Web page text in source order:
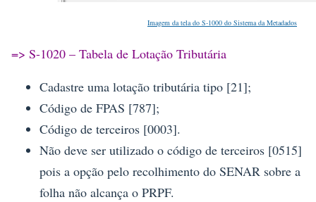
Imagem da tela do S-1000 do Sistema da Metadados
=> S-1020 – Tabela de Lotação Tributária
Cadastre uma lotação tributária tipo [21];
Código de FPAS [787];
Código de terceiros [0003].
Não deve ser utilizado o código de terceiros [0515]
pois a opção pelo recolhimento do SENAR sobre a
folha não alcança o PRPF.